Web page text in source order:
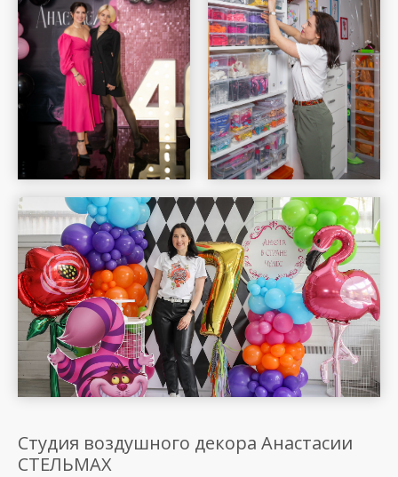
Шар Удачи на карте Москвы — Яндекс Карты
Студия воздушного декора Анастасии
СТЕЛЬМАХ